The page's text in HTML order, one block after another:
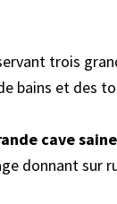
trois
bains et des
cave saine
donnant sur